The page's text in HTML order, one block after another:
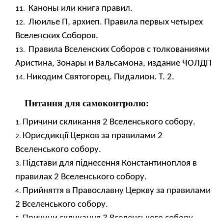
Каноны или книга правил.
Люилье П, архиеп. Правила первых четырех
Вселенских Соборов.
Правила Вселенских Соборов с толкованиями
Аристина, Зонары и Вальсамона, издание ЧОЛДП
Никодим Святогорец. Пидалион. Т. 2.
Питання для самоконтролю:
Причини скликання 2 Вселенського собору.
Юрисдикції Церков за правилами 2
Вселенського собору.
Підстави для піднесення Константиноплоя в
правилах 2 Вселенського собору.
Прийняття в Православну Церкву за правилами
2 Вселенського собору.
Причини скликання 3 Вселенського собору.